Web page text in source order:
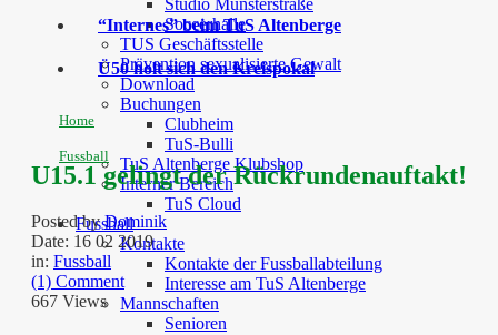
Studio Münsterstraße
Soccerhalle
TUS Geschäftsstelle
Prävention sexualisierte Gewalt
Download
Buchungen
Clubheim
TuS-Bulli
TuS Altenberge Klubshop
Interner Bereich
TuS Cloud
Fussball
Kontakte
Kontakte der Fussballabteilung
Interesse am TuS Altenberge
Mannschaften
Senioren
“Internes” beim TuS Altenberge
Ü50 holt sich den Kreispokal
Home
Fussball
U15.1 gelingt der Rückrundenauftakt!
Posted byDominik
Date: 16 02 2019
in: Fussball
(1) Comment
667 Views